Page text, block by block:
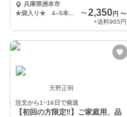
セット品）
兵庫県洲本市
〜 2,350円 〜
+送料965円
天野正明
注文から1~16日で発送
【初回の方限定‼︎】ご家庭用、品